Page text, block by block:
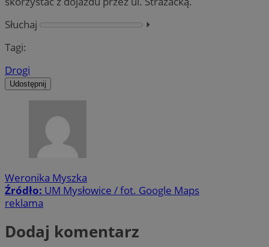
Słuchaj
⏵︎
Tagi:
Drogi
Udostępnij
Weronika Myszka
Źródło: UM Mysłowice / fot. Google Maps
reklama
Dodaj komentarz